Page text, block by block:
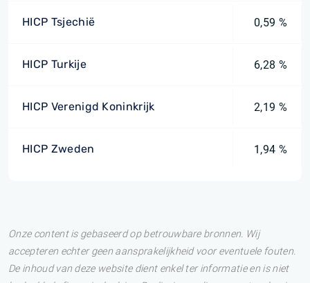
HICP Tsjechië 0,59 %
HICP Turkije 6,28 %
HICP Verenigd Koninkrijk 2,19 %
HICP Zweden 1,94 %
Onze content is gebaseerd op betrouwbare bronnen. Wij
accepteren echter geen aansprakelijkheid voor eventuele fouten.
De inhoud van deze website dient enkel ter informatie en is niet